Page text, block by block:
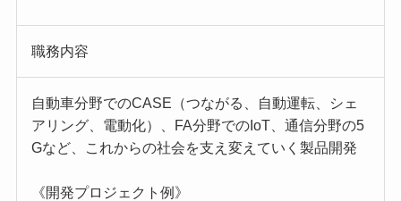
職務内容
自動車分野でのCASE（つながる、自動運転、シェ
アリング、電動化）、FA分野でのIoT、通信分野の5
Gなど、これからの社会を支え変えていく製品開発
《開発プロジェクト例》